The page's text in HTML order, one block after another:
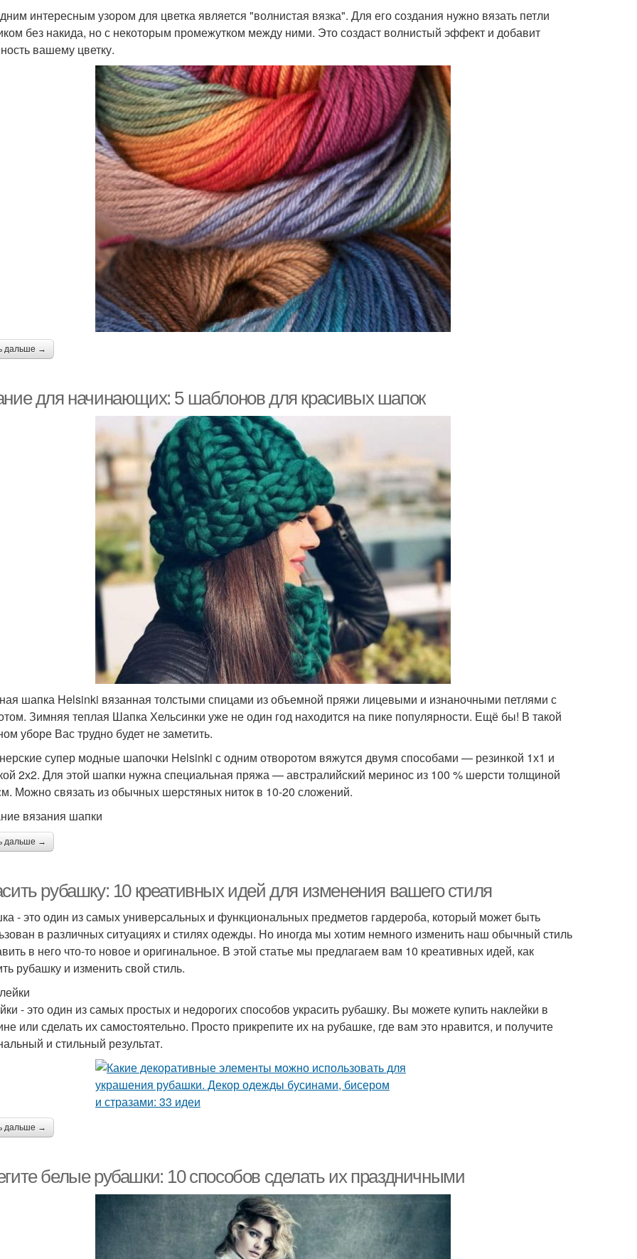
интересным узором для цветка является "волнистая вязка". Для его создания нужно вязать петли
без накида, но с некоторым промежутком между ними. Это создаст волнистый эффект и добавит
вашему цветку.
дальше →
для начинающих: 5 шаблонов для красивых шапок
шапка Helsinki вязанная толстыми спицами из объемной пряжи лицевыми и изнаночными петлями с
Зимняя теплая Шапка Хельсинки уже не один год находится на пике популярности. Ещё бы! В такой
уборе Вас трудно будет не заметить.
супер модные шапочки Helsinki с одним отворотом вяжутся двумя способами — резинкой 1х1 и
2х2. Для этой шапки нужна специальная пряжа — австралийский меринос из 100 % шерсти толщиной
Можно связать из обычных шерстяных ниток в 10-20 сложений.
вязания шапки
дальше →
рубашку: 10 креативных идей для изменения вашего стиля
- это один из самых универсальных и функциональных предметов гардероба, который может быть
в различных ситуациях и стилях одежды. Но иногда мы хотим немного изменить наш обычный стиль
в него что-то новое и оригинальное. В этой статье мы предлагаем вам 10 креативных идей, как
рубашку и изменить свой стиль.
- это один из самых простых и недорогих способов украсить рубашку. Вы можете купить наклейки в
или сделать их самостоятельно. Просто прикрепите их на рубашке, где вам это нравится, и получите
и стильный результат.
дальше →
белые рубашки: 10 способов сделать их праздничными